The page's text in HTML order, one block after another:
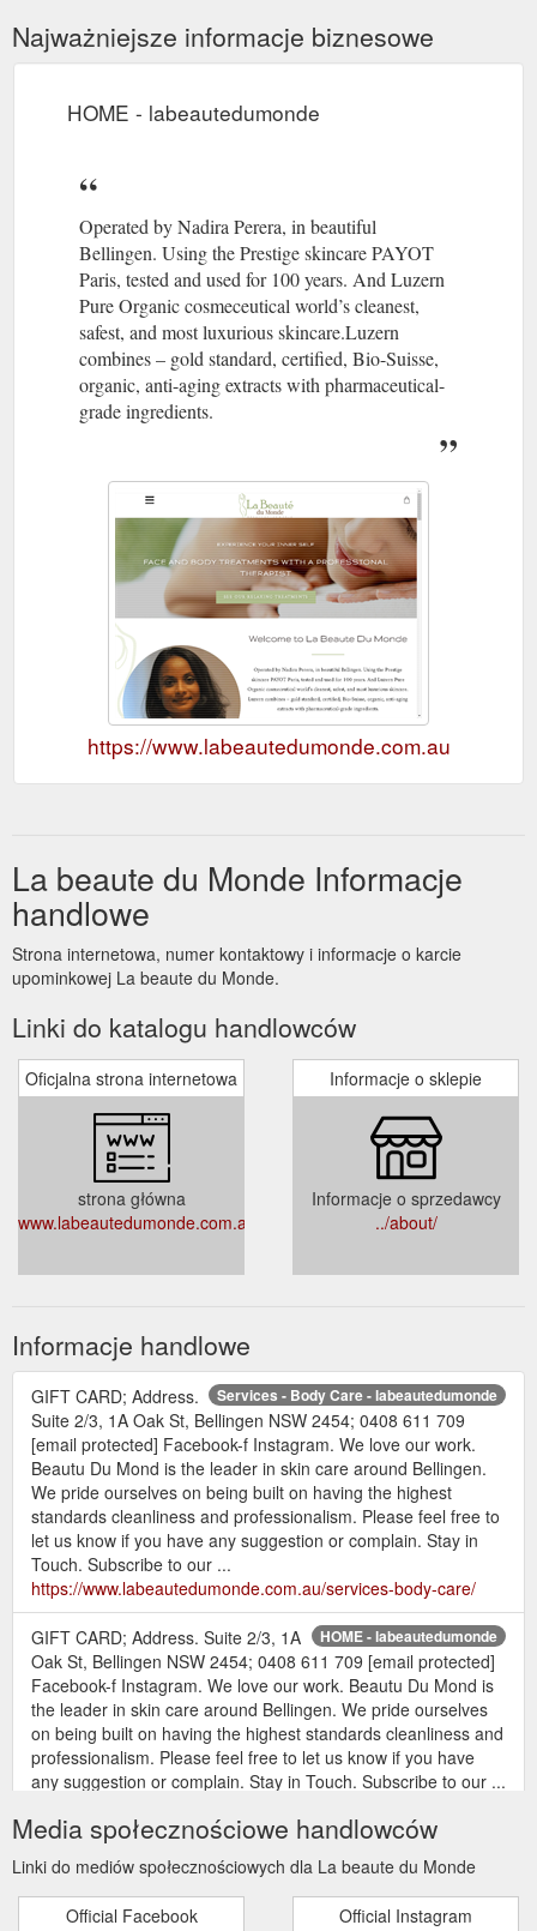
Najważniejsze informacje biznesowe
HOME - labeautedumonde
Operated by Nadira Perera, in beautiful
Bellingen. Using the Prestige skincare PAYOT
Paris, tested and used for 100 years. And Luzern
Pure Organic cosmeceutical world’s cleanest,
safest, and most luxurious skincare.Luzern
combines – gold standard, certified, Bio-Suisse,
organic, anti-aging extracts with pharmaceutical-
grade ingredients.
https://www.labeautedumonde.com.au
La beaute du Monde Informacje
handlowe
Strona internetowa, numer kontaktowy i informacje o karcie
upominkowej La beaute du Monde.
Linki do katalogu handlowców
Oficjalna strona internetowa
strona główna
www.labeautedumonde.com.au
Informacje o sklepie
Informacje o sprzedawcy
../about/
Informacje handlowe
Services - Body Care - labeautedumonde
GIFT CARD; Address.
Suite 2/3, 1A Oak St, Bellingen NSW 2454; 0408 611 709
[email protected] Facebook-f Instagram. We love our work.
Beautu Du Mond is the leader in skin care around Bellingen.
We pride ourselves on being built on having the highest
standards cleanliness and professionalism. Please feel free to
let us know if you have any suggestion or complain. Stay in
Touch. Subscribe to our ...
https://www.labeautedumonde.com.au/services-body-care/
HOME - labeautedumonde
GIFT CARD; Address. Suite 2/3, 1A
Oak St, Bellingen NSW 2454; 0408 611 709 [email protected]
Facebook-f Instagram. We love our work. Beautu Du Mond is
the leader in skin care around Bellingen. We pride ourselves
on being built on having the highest standards cleanliness and
professionalism. Please feel free to let us know if you have
any suggestion or complain. Stay in Touch. Subscribe to our ...
2/3, 1A Oak St, Bellingen NSW 2454; 0408 611 709 [email
protected] Facebook-f Instagram. We love our work. Beautu
Du Mond is the leader in skin care around Bellingen. We pride
Media społecznościowe handlowców
Linki do mediów społecznościowych dla La beaute du Monde
Official Facebook Official Instagram